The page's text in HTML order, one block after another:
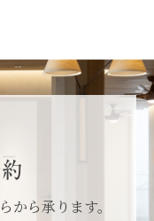
から承ります。